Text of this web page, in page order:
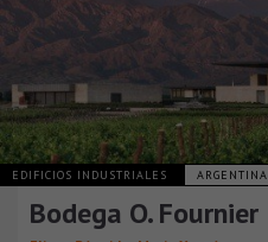
EDIFICIOS INDUSTRIALES ARGENTINA
Bodega O. Fournier